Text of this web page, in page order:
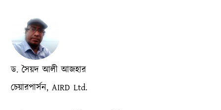
ড. সৈয়দ আলী আজহার
চেয়ারপার্সন, AIRD Ltd.